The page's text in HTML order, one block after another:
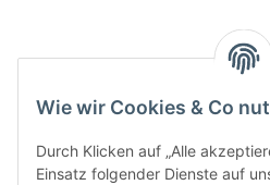
Wie wir Cookies & Co
Durch Klicken auf „Alle
Einsatz folgender Dienste auf